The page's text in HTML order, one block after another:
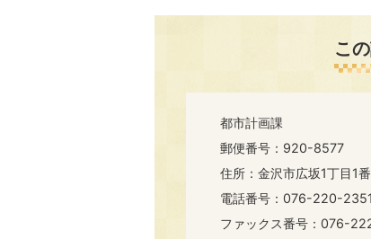
こ
都市計画課
郵便番号：920-8577
住所：金沢市広坂1丁目1
電話番号：076-220-2351
ファックス番号：076-